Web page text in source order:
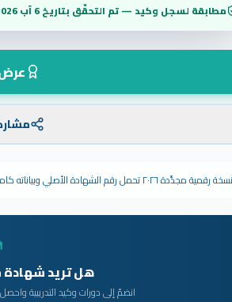
مطابقة لسجل وكيد — تم التحقّق بتاريخ6 آب 2026
نسخة رقمية مجدَّدة ٢٠٢٦ تحمل رقم الشهادة الأصلي وبياناته كاملة — الشهادة الورقية الأصلية تبقى سارية المفعول.
هل تريد
انضمّ إلى دورات وكيد التدريبية